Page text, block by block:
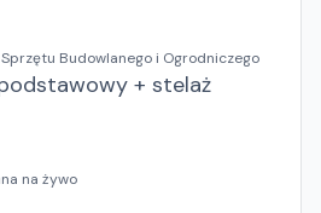
Budowlanego i Ogrodniczego
+ stelaż
na żywo